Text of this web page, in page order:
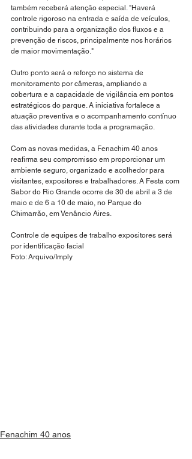
também receberá atenção especial. "Haverá
controle rigoroso na entrada e saída de veículos,
contribuindo para a organização dos fluxos e a
prevenção de riscos, principalmente nos horários
de maior movimentação."
Outro ponto será o reforço no sistema de
monitoramento por câmeras, ampliando a
cobertura e a capacidade de vigilância em pontos
estratégicos do parque. A iniciativa fortalece a
atuação preventiva e o acompanhamento contínuo
das atividades durante toda a programação.
Com as novas medidas, a Fenachim 40 anos
reafirma seu compromisso em proporcionar um
ambiente seguro, organizado e acolhedor para
visitantes, expositores e trabalhadores. A Festa com
Sabor do Rio Grande ocorre de 30 de abril a 3 de
maio e de 6 a 10 de maio, no Parque do
Chimarrão, em Venâncio Aires.
Controle de equipes de trabalho expositores será
por identificação facial
Foto: Arquivo/Imply
Fenachim 40 anos